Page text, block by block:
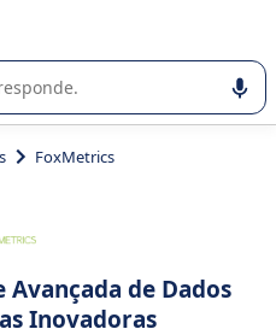
na seleção de software
FoxMetrics
de Dados
Inovadoras